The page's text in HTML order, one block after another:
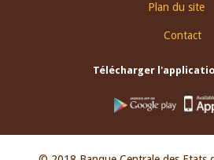
Plan du site
Contact
Télécharger